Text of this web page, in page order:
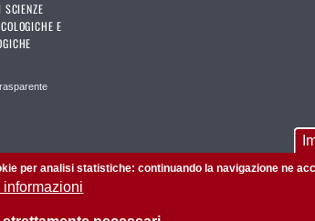
SCIENZE
E
per analisi statistiche: continuando la navigazione ne
informazioni